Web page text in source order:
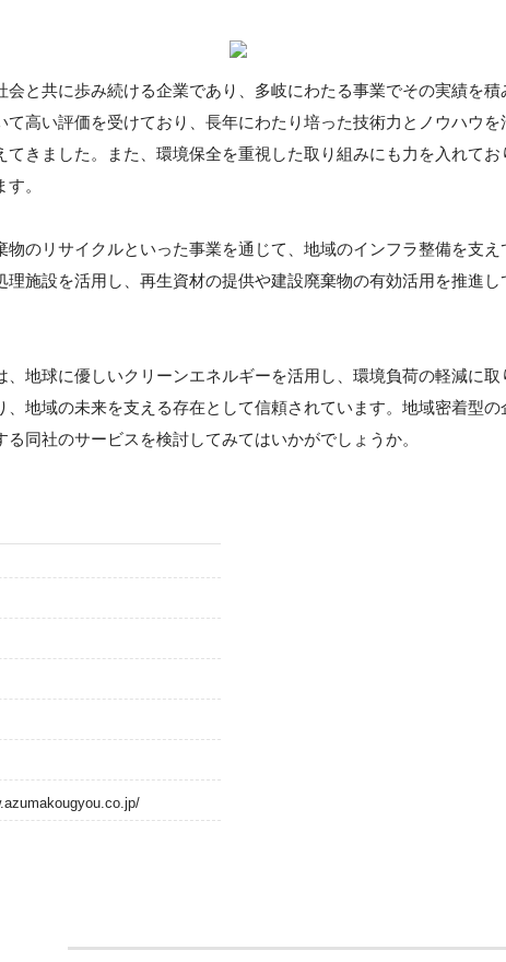
会と共に歩み続ける企業であり、多岐にわたる事業でその実績を積
て高い評価を受けており、長年にわたり培った技術力とノウハウ
てきました。また、環境保全を重視した取り組みにも力を入れて
。
物のリサイクルといった事業を通じて、地域のインフラ整備を支
理施設を活用し、再生資材の提供や建設廃棄物の有効活用を推進
、地球に優しいクリーンエネルギーを活用し、環境負荷の軽減に
、地域の未来を支える存在として信頼されています。地域密着型
同社のサービスを検討してみてはいかがでしょうか。